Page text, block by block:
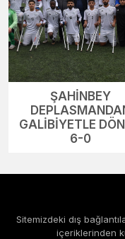
ŞAHİNBEY
GALİBİYETLE
6-0
Sitemizdeki dış
içeriklerinden